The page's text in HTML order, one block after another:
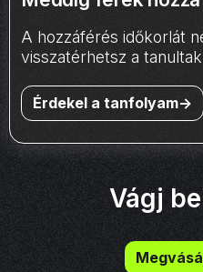
A hozzáférés időkorlát
visszatérhetsz a
Érdekel a tanfolyam->
Vágj